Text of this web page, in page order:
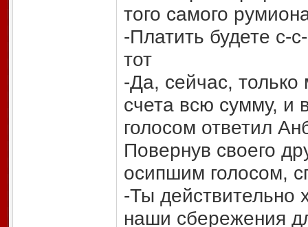
того самого
-Платить будете с-
тот
-Да, сейчас, только
счета всю сумму, и
голосом ответил
Повернув своего
осипшим голосом,
-Ты действительно
наши сбережения